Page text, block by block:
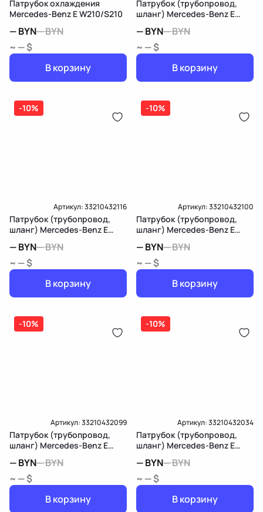
Патрубок охлаждения
Mercedes-Benz E W210/S210
—BYN—BYN
~ — $
В корзину
Патрубок (трубопровод,
шланг) Mercedes-Benz E
—BYN—BYN
~ — $
В корзину
-10%
Артикул:33210432116
Патрубок (трубопровод,
шланг) Mercedes-Benz E
—BYN—BYN
~ — $
В корзину
-10%
Артикул:33210432100
Патрубок (трубопровод,
шланг) Mercedes-Benz E
—BYN—BYN
~ — $
В корзину
-10%
Артикул:33210432099
Патрубок (трубопровод,
шланг) Mercedes-Benz E
—BYN—BYN
~ — $
В корзину
-10%
Артикул:33210432034
Патрубок (трубопровод,
шланг) Mercedes-Benz E
—BYN—BYN
~ — $
В корзину